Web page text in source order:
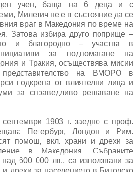
учен, баща на 6 деца и с
Милетич не е в състояние да се
враг в Македония по време на
Затова избира друго поприще –
и благородно – участва в
за подпомагане на
и Тракия, осъществява мисии
представителство на ВМОРО в
подкрепа от влиятелни лица и
за справедливо решаване на
1903 г. заедно с проф.
Петербург, Лондон и Рим.
помощ, вкл. храни и дрехи за
в Македония. Събраните
над 600 000 лв., са използвани за